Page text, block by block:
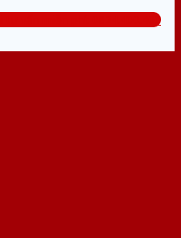
tư vấn miễn phí: 0824.400.400